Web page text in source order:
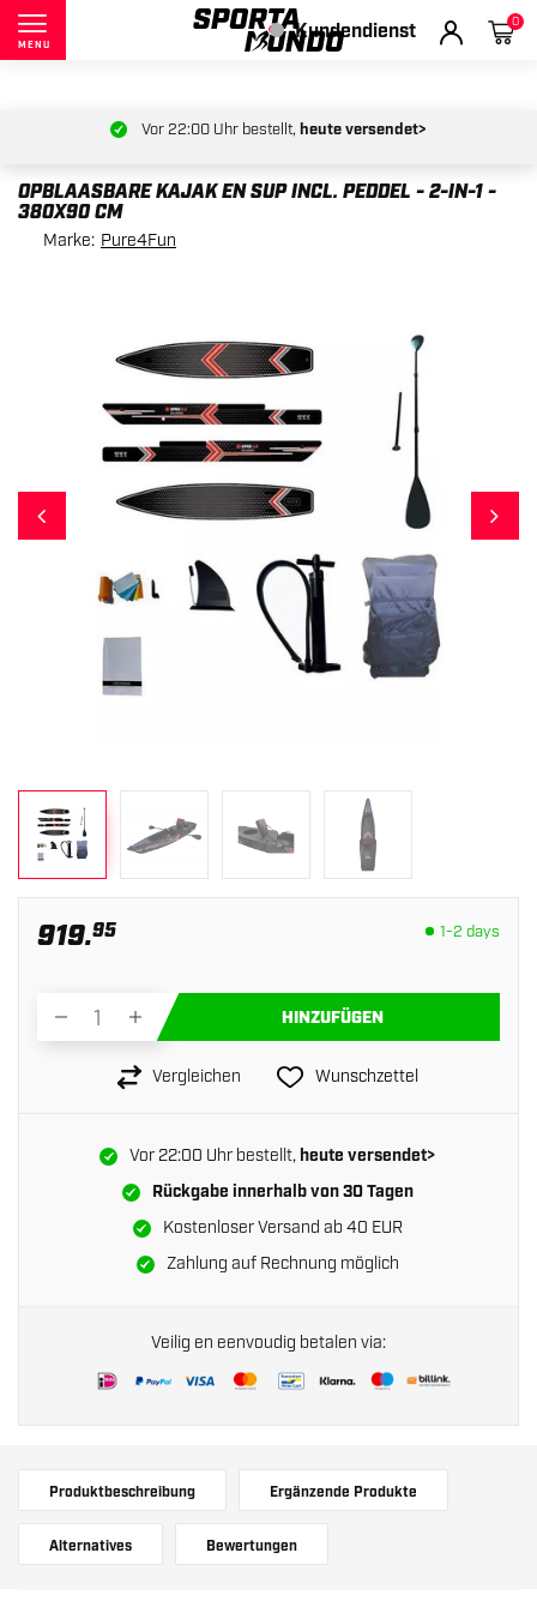
MENU Kundendienst 0
Rückgabe innerhalb von
OPBLAASBARE KAJAK EN SUP INCL. PEDDEL - 2-IN-1 -
380X90 CM
Marke: Pure4Fun
919.95 1-2 days
HINZUFÜGEN
Vergleichen Wunschzettel
Vor 22:00 Uhr bestellt, heute versendet>
Rückgabe innerhalb von30 Tagen
Kostenloser Versand ab 40 EUR
Zahlung auf Rechnung möglich
Veilig en eenvoudig betalen via:
Produktbeschreibung Ergänzende Produkte
Alternatives Bewertungen